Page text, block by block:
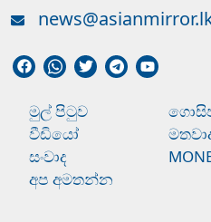
මුල් පිටුව
වීඩියෝ
සංවාද
අප අමතන්න